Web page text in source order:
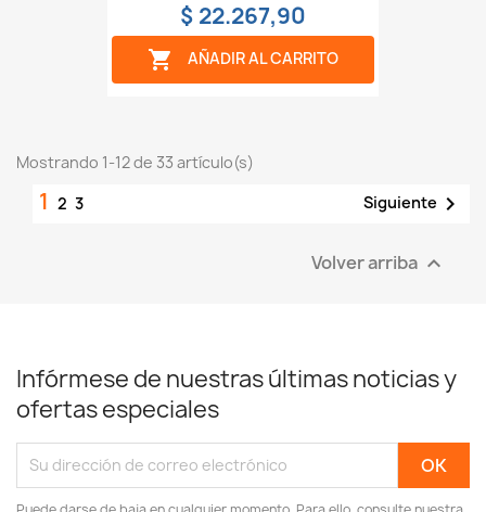
$ 22.267,90
 AÑADIR AL CARRITO
Mostrando 1-12 de 33 artículo(s)
1 2 3 Siguiente 
Volver arriba 
Infórmese de nuestras últimas noticias y
ofertas especiales